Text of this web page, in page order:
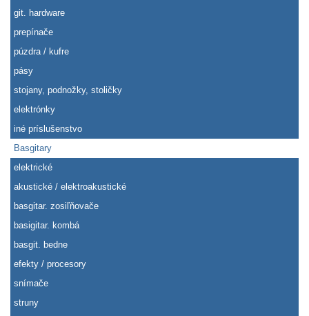
git. hardware
prepínače
púzdra / kufre
pásy
stojany, podnožky, stoličky
elektrónky
iné príslušenstvo
Basgitary
elektrické
akustické / elektroakustické
basgitar. zosiľňovače
basigitar. kombá
basgit. bedne
efekty / procesory
snímače
struny